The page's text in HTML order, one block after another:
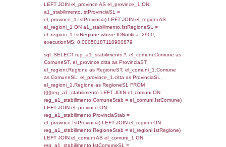
sql: SELECT COUNT(*) FROM `userlevels`
`userlevelid` = -2, executionMS:
sql: SELECT `userlevelid`, `userlevelname`
`userlevels`, executionMS:
sql: SELECT COUNT(*) FROM
WHERE `userlevelid` = -2, executionMS:
0.00021100044250488
sql: SELECT `tablename`, `userlevelid`,
`userlevelpermissions` WHERE `userlevelid`
executionMS: 0.00096988677978516